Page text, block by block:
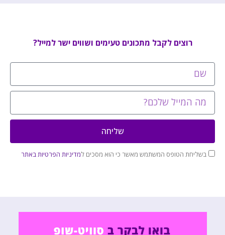
רוצים לקבל מתכונים טעימים ושווים ישר למייל?
בשליחת הטופס המשתמש מאשר כי הוא מסכים למדיניות הפרטיות באתר
שליחה